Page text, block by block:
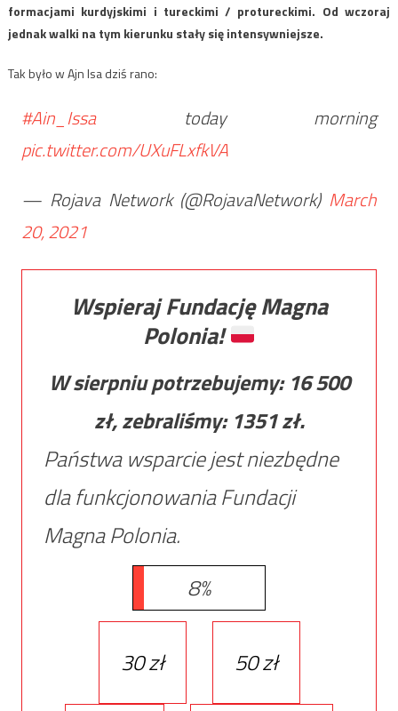
formacjami kurdyjskimi i tureckimi / protureckimi. Od wczoraj
jednak walki na tym kierunku stały się intensywniejsze.
Tak było w Ajn Isa dziś rano:
#Ain_Issatoday morning
pic.twitter.com/UXuFLxfkVA
— Rojava Network (@RojavaNetwork) March
20, 2021
Wspieraj Fundację Magna
Polonia!
W sierpniu potrzebujemy: 16 500
zł, zebraliśmy: 1351zł.
Państwa wsparcie jest niezbędne
dla funkcjonowania Fundacji
Magna Polonia.
8%
30 zł 50 zł